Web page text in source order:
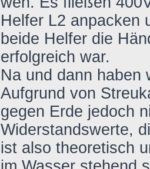
Helfer L2 anpacken
beide Helfer die
erfolgreich war.
Na und dann haben
Aufgrund von
gegen Erde jedoch
Widerstandswerte,
ist also theoretisch